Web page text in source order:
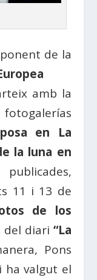
de la
amb la
fotogalerías
en La
la luna en
11 i 13 de
de los
del diari “La
Pons
ha valgut el